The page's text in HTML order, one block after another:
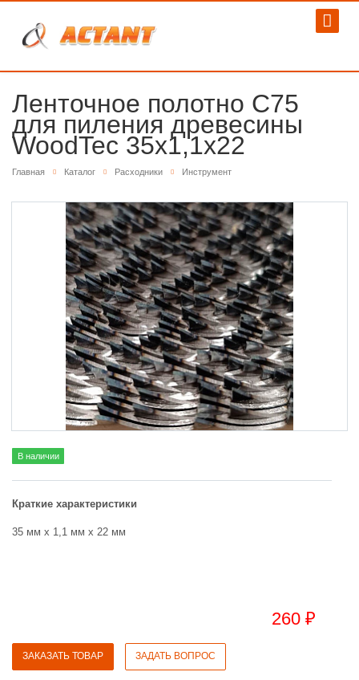
Ленточное полотно С75
для пиления древесины
WoodTec 35х1,1х22
Главная Каталог Расходники Инструмент
В наличии
Краткие характеристики
35 мм х 1,1 мм х 22 мм
260 ₽
ЗАКАЗАТЬ ТОВАР ЗАДАТЬ ВОПРОС